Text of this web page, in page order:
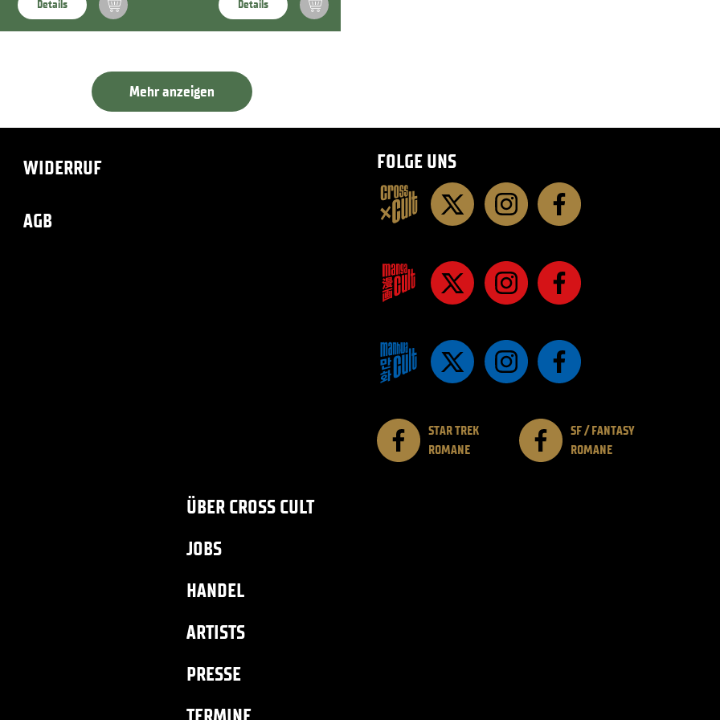
Details Details
Mehr anzeigen
WIDERRUF
AGB
FOLGE UNS
STAR TREK
ROMANE
SF / FANTASY
ROMANE
ÜBER CROSS CULT
JOBS
HANDEL
ARTISTS
PRESSE